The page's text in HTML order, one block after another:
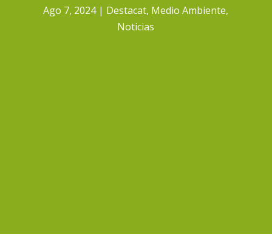
Ago 7, 2024 Destacat, Medio Ambiente,
Noticias